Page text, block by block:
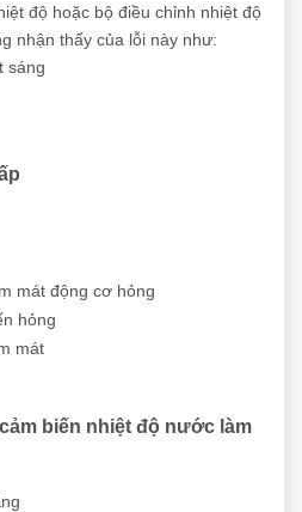
độ hoặc bộ điều chỉnh nhiệt độ
nhận thấy của lỗi này như:
sáng
mát động cơ hỏng
hỏng
mát
biến nhiệt độ nước làm